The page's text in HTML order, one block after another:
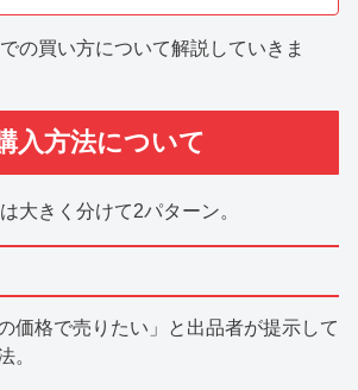
の買い方について解説していきま
入方法について
大きく分けて2パターン。
価格で売りたい」と出品者が提示して
。